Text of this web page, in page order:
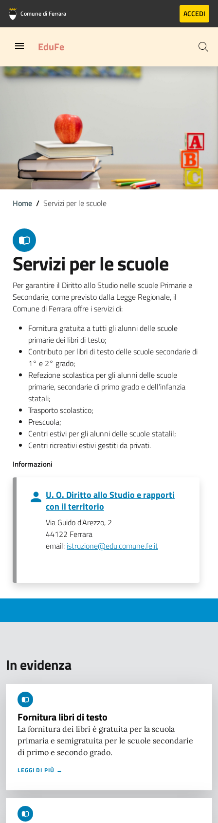
Vai al contenuto principale
Vai al footer
Comune di Ferrara ACCEDI
EduFe
Home Servizi per le scuole
Servizi per le scuole
Per garantire il Diritto allo Studio nelle scuole Primarie e
Secondarie, come previsto dalla Legge Regionale, il
Comune di Ferrara offre i servizi di:
Fornitura gratuita a tutti gli alunni delle scuole
primarie dei libri di testo;
Contributo per libri di testo delle scuole secondarie di
1° e 2° grado;
Refezione scolastica per gli alunni delle scuole
primarie, secondarie di primo grado e dell’infanzia
statali;
Trasporto scolastico;
Prescuola;
Centri estivi per gli alunni delle scuole statalil;
Centri ricreativi estivi gestiti da privati.
Informazioni
U. O. Diritto allo Studio e rapporti
con il territorio
Via Guido d'Arezzo, 2
44122 Ferrara
email: istruzione@edu.comune.fe.it
In evidenza
Fornitura libri di testo
La fornitura dei libri è gratuita per la scuola
primaria e semigratuita per le scuole secondarie
di primo e secondo grado.
LEGGI DI PIÙ →